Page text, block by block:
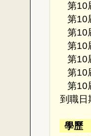
第10
第10
第10
第10
第10
第10
第10
到職日
學歷